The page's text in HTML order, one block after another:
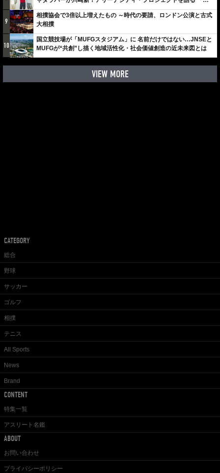
しみでしかないでしょ。川崎は、ずっと成長曲線だから」
9
相撲協会で3倍以上増えたもの ～時代の要請、ロンドン公演と古式
大相撲
10
国立競技場が「MUFGスタジアム」に 名前だけではない…JNSEと
MUFGが“共創”し描く地域活性化・社会価値創造の近未来図とは
VIEW MORE
CATEGORY
総合
野球
サッカー
ゴルフ
相撲
テニス
All Sports
News
Brand
CONTENT
特集一覧
アスリート名鑑
ABOUT
お問い合わせ
プライバシーポリシー